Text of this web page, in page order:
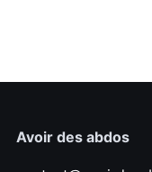
Avoir des abdos